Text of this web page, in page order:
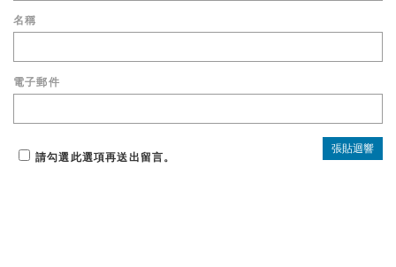
名稱
電子郵件
請勾選此選項再送出留言。